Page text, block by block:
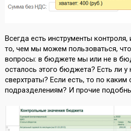
Всегда есть инструменты
то, чем мы можем пользоваться,
вопросы: в бюджете мы или не в
осталось этого бюджета? Есть ли у
сверхтраты? Если есть, то по каким
подразделениям? И прочие